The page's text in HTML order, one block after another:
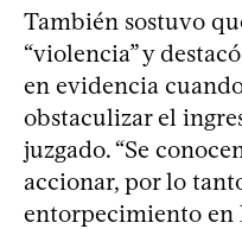
También sostuvo
“violencia” y
en evidencia
obstaculizar el
juzgado. “Se
accionar, por lo
entorpecimiento en